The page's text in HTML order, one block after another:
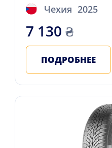
Чехия 2025
7 130 ₴
ПОДРОБНЕЕ